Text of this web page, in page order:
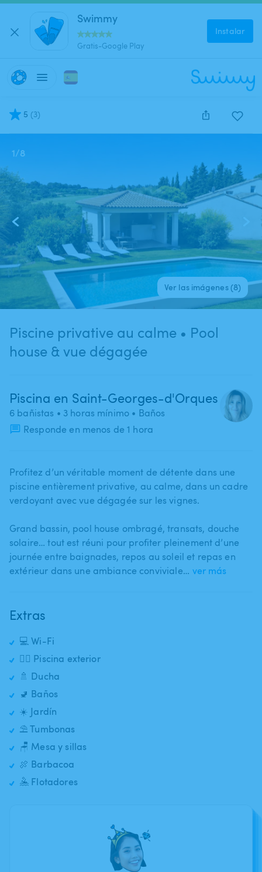
Swimmy
Gratis-Google Play
Instalar
5 (3)
1/8
Ver las imágenes (8)
Piscine privative au calme • Pool
house & vue dégagée
Piscina en Saint-Georges-d'Orques
6 bañistas • 3 horas mínimo • Baños
Responde en menos de 1 hora
Profitez d’un véritable moment de détente dans une
piscine entièrement privative​,​ au calme​,​ dans un cadre
verdoyant avec vue dégagée sur les vignes.
Grand bassin​,​ pool house ombragé​,​ transats​,​ douche
solaire… tout est réuni pour profiter pleinement d’une
journée entre baignades​,​ repos au soleil et repas en
extérieur dans une ambiance conviviale… ver más
Extras
💻 Wi-Fi
🏊‍♂️ Piscina exterior
🚿 Ducha
🚽 Baños
☀️ Jardín
⛱️ Tumbonas
🪑 Mesa y sillas
🍖 Barbacoa
🤽 Flotadores